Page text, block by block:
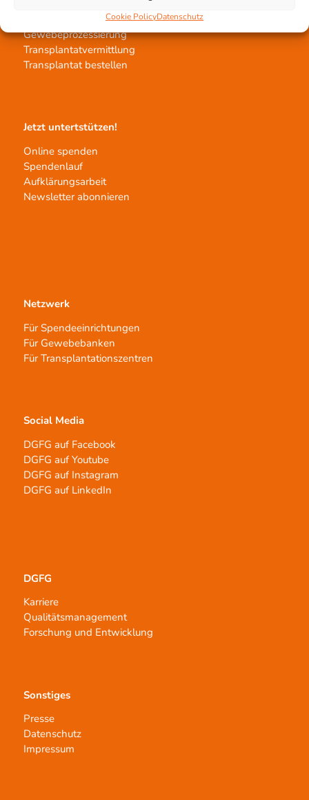
Cookie PolicyDatenschutz
Gewebetransplantation
Gewebeprozessierung
Transplantatvermittlung
Transplantat bestellen
Jetzt untertstützen!
Online spenden
Spendenlauf
Aufklärungsarbeit
Newsletter abonnieren
Netzwerk
Für Spendeeinrichtungen
Für Gewebebanken
Für Transplantationszentren
Social Media
DGFG auf Facebook
DGFG auf Youtube
DGFG auf Instagram
DGFG auf LinkedIn
DGFG
Karriere
Qualitätsmanagement
Forschung und Entwicklung
Sonstiges
Presse
Datenschutz
Impressum